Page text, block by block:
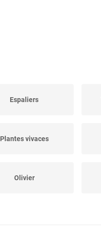
Espaliers
Plantes vivaces
Olivier